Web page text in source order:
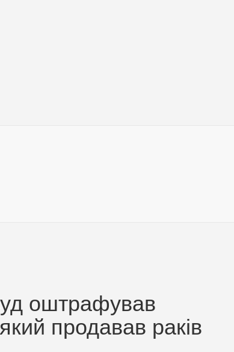
оштрафував
продавав раків